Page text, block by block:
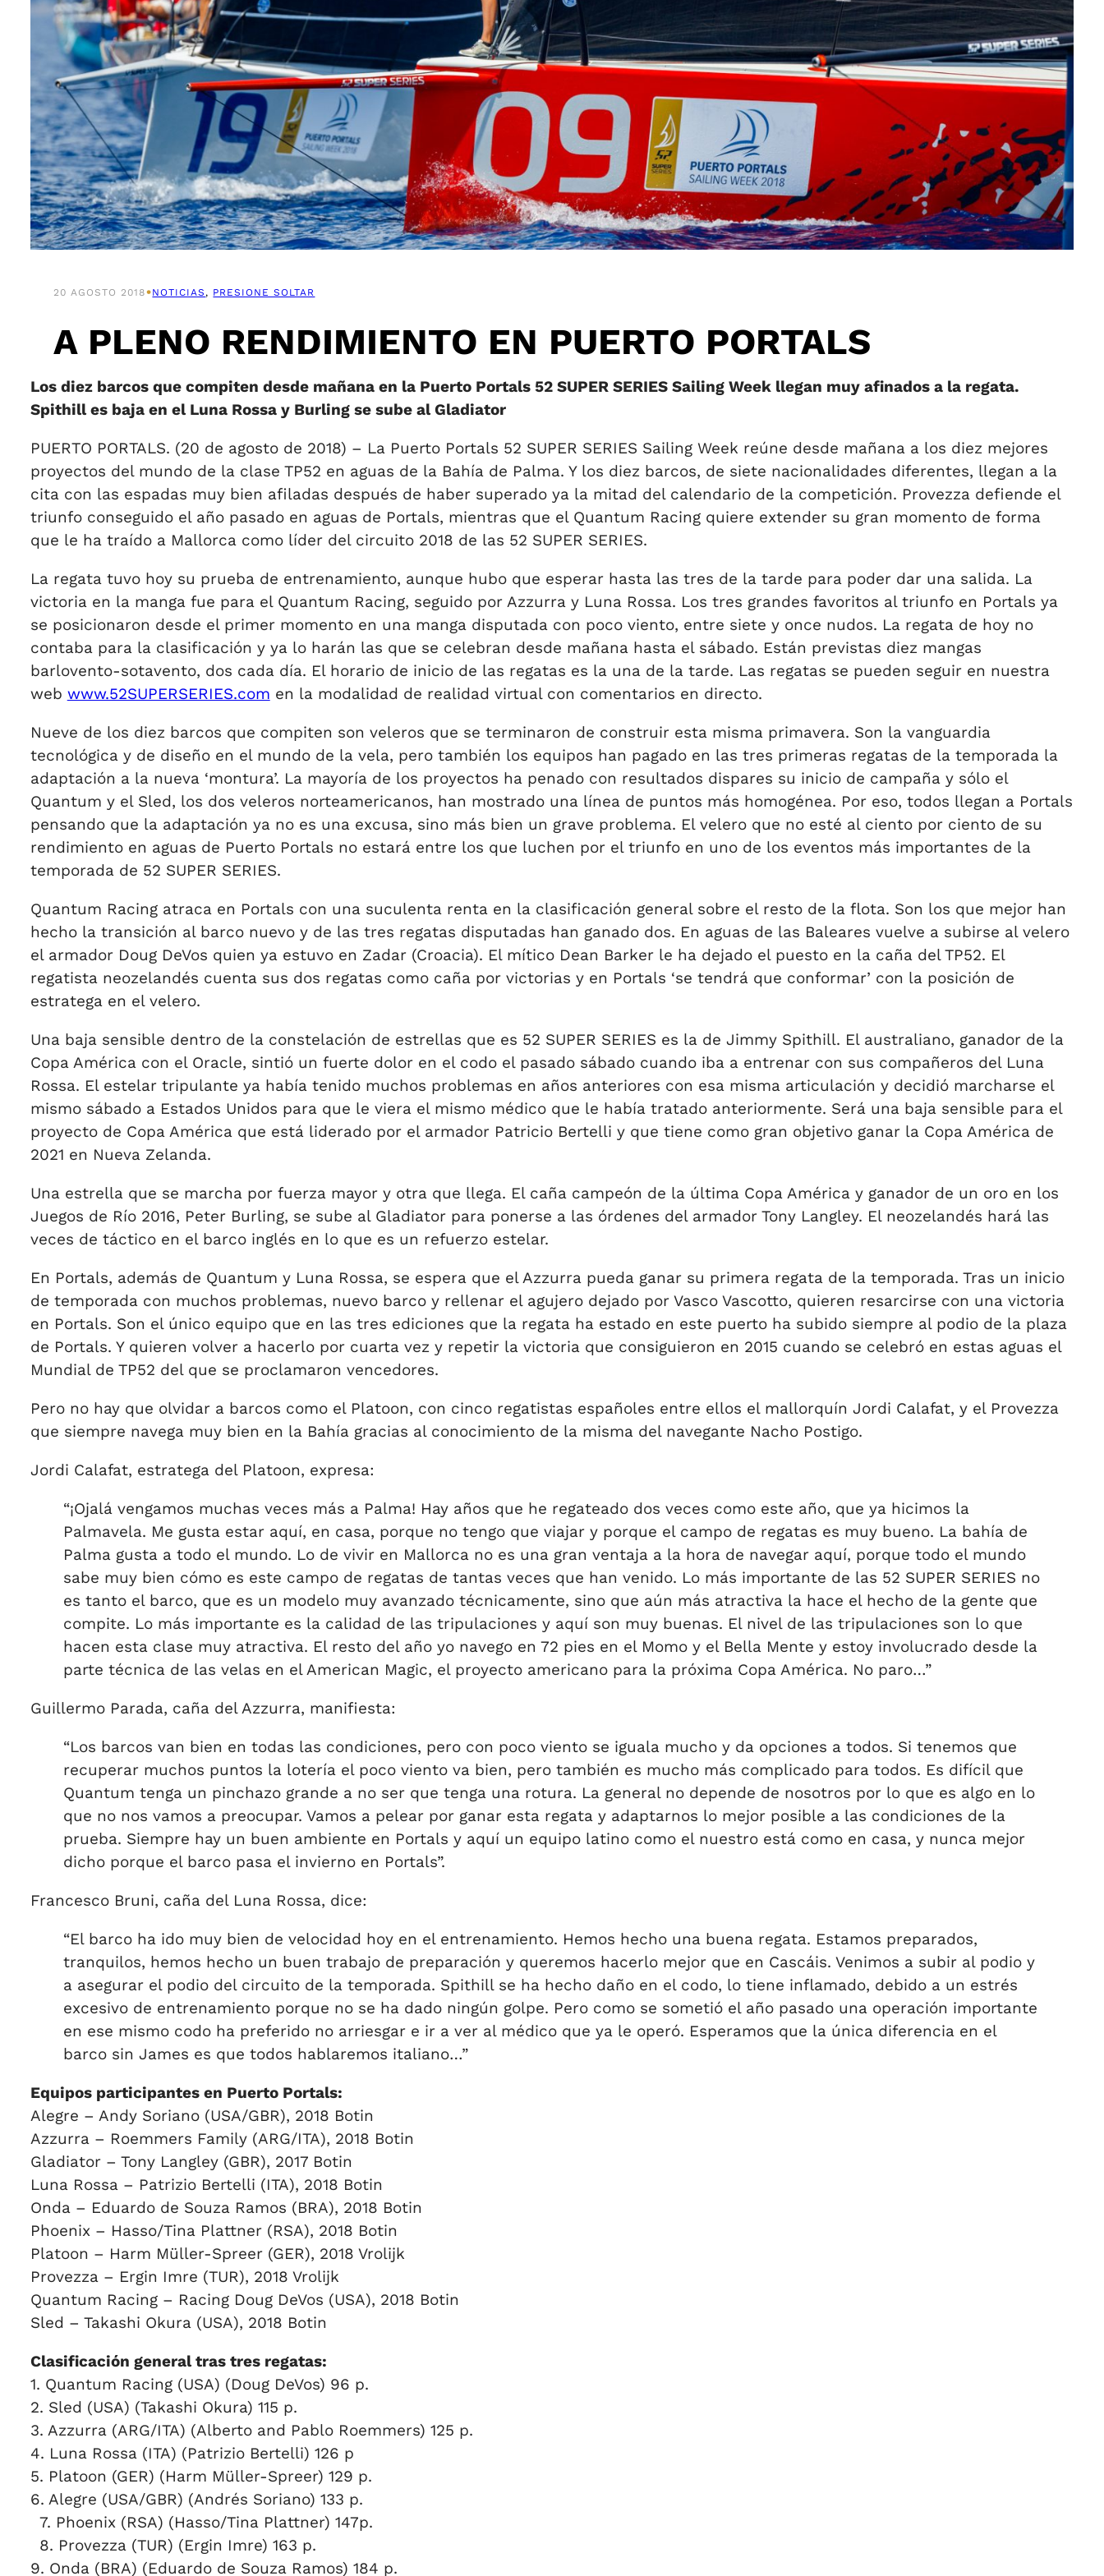
20 AGOSTO 2018•NOTICIAS , PRESIONE SOLTAR
A PLENO RENDIMIENTO EN PUERTO PORTALS
Los diez barcos que compiten desde mañana en la Puerto Portals 52 SUPER SERIES Sailing Week llegan muy afinados a la regata.
Spithill es baja en el Luna Rossa y Burling se sube al Gladiator
PUERTO PORTALS. (20 de agosto de 2018) – La Puerto Portals 52 SUPER SERIES Sailing Week reúne desde mañana a los diez mejores
proyectos del mundo de la clase TP52 en aguas de la Bahía de Palma. Y los diez barcos, de siete nacionalidades diferentes, llegan a la
cita con las espadas muy bien afiladas después de haber superado ya la mitad del calendario de la competición. Provezza defiende el
triunfo conseguido el año pasado en aguas de Portals, mientras que el Quantum Racing quiere extender su gran momento de forma
que le ha traído a Mallorca como líder del circuito 2018 de las 52 SUPER SERIES.
La regata tuvo hoy su prueba de entrenamiento, aunque hubo que esperar hasta las tres de la tarde para poder dar una salida. La
victoria en la manga fue para el Quantum Racing, seguido por Azzurra y Luna Rossa. Los tres grandes favoritos al triunfo en Portals ya
se posicionaron desde el primer momento en una manga disputada con poco viento, entre siete y once nudos. La regata de hoy no
contaba para la clasificación y ya lo harán las que se celebran desde mañana hasta el sábado. Están previstas diez mangas
barlovento-sotavento, dos cada día. El horario de inicio de las regatas es la una de la tarde. Las regatas se pueden seguir en nuestra
web www.52SUPERSERIES.com en la modalidad de realidad virtual con comentarios en directo.
Nueve de los diez barcos que compiten son veleros que se terminaron de construir esta misma primavera. Son la vanguardia
tecnológica y de diseño en el mundo de la vela, pero también los equipos han pagado en las tres primeras regatas de la temporada la
adaptación a la nueva ‘montura’. La mayoría de los proyectos ha penado con resultados dispares su inicio de campaña y sólo el
Quantum y el Sled, los dos veleros norteamericanos, han mostrado una línea de puntos más homogénea. Por eso, todos llegan a Portals
pensando que la adaptación ya no es una excusa, sino más bien un grave problema. El velero que no esté al ciento por ciento de su
rendimiento en aguas de Puerto Portals no estará entre los que luchen por el triunfo en uno de los eventos más importantes de la
temporada de 52 SUPER SERIES.
Quantum Racing atraca en Portals con una suculenta renta en la clasificación general sobre el resto de la flota. Son los que mejor han
hecho la transición al barco nuevo y de las tres regatas disputadas han ganado dos. En aguas de las Baleares vuelve a subirse al velero
el armador Doug DeVos quien ya estuvo en Zadar (Croacia). El mítico Dean Barker le ha dejado el puesto en la caña del TP52. El
regatista neozelandés cuenta sus dos regatas como caña por victorias y en Portals ‘se tendrá que conformar’ con la posición de
estratega en el velero.
Una baja sensible dentro de la constelación de estrellas que es 52 SUPER SERIES es la de Jimmy Spithill. El australiano, ganador de la
Copa América con el Oracle, sintió un fuerte dolor en el codo el pasado sábado cuando iba a entrenar con sus compañeros del Luna
Rossa. El estelar tripulante ya había tenido muchos problemas en años anteriores con esa misma articulación y decidió marcharse el
mismo sábado a Estados Unidos para que le viera el mismo médico que le había tratado anteriormente. Será una baja sensible para el
proyecto de Copa América que está liderado por el armador Patricio Bertelli y que tiene como gran objetivo ganar la Copa América de
2021 en Nueva Zelanda.
Una estrella que se marcha por fuerza mayor y otra que llega. El caña campeón de la última Copa América y ganador de un oro en los
Juegos de Río 2016, Peter Burling, se sube al Gladiator para ponerse a las órdenes del armador Tony Langley. El neozelandés hará las
veces de táctico en el barco inglés en lo que es un refuerzo estelar.
En Portals, además de Quantum y Luna Rossa, se espera que el Azzurra pueda ganar su primera regata de la temporada. Tras un inicio
de temporada con muchos problemas, nuevo barco y rellenar el agujero dejado por Vasco Vascotto, quieren resarcirse con una victoria
en Portals. Son el único equipo que en las tres ediciones que la regata ha estado en este puerto ha subido siempre al podio de la plaza
de Portals. Y quieren volver a hacerlo por cuarta vez y repetir la victoria que consiguieron en 2015 cuando se celebró en estas aguas el
Mundial de TP52 del que se proclamaron vencedores.
Pero no hay que olvidar a barcos como el Platoon, con cinco regatistas españoles entre ellos el mallorquín Jordi Calafat, y el Provezza
que siempre navega muy bien en la Bahía gracias al conocimiento de la misma del navegante Nacho Postigo.
Jordi Calafat, estratega del Platoon, expresa:
“¡Ojalá vengamos muchas veces más a Palma! Hay años que he regateado dos veces como este año, que ya hicimos la
Palmavela. Me gusta estar aquí, en casa, porque no tengo que viajar y porque el campo de regatas es muy bueno. La bahía de
Palma gusta a todo el mundo. Lo de vivir en Mallorca no es una gran ventaja a la hora de navegar aquí, porque todo el mundo
sabe muy bien cómo es este campo de regatas de tantas veces que han venido. Lo más importante de las 52 SUPER SERIES no
es tanto el barco, que es un modelo muy avanzado técnicamente, sino que aún más atractiva la hace el hecho de la gente que
compite. Lo más importante es la calidad de las tripulaciones y aquí son muy buenas. El nivel de las tripulaciones son lo que
hacen esta clase muy atractiva. El resto del año yo navego en 72 pies en el Momo y el Bella Mente y estoy involucrado desde la
parte técnica de las velas en el American Magic, el proyecto americano para la próxima Copa América. No paro…”
Guillermo Parada, caña del Azzurra, manifiesta:
“Los barcos van bien en todas las condiciones, pero con poco viento se iguala mucho y da opciones a todos. Si tenemos que
recuperar muchos puntos la lotería el poco viento va bien, pero también es mucho más complicado para todos. Es difícil que
Quantum tenga un pinchazo grande a no ser que tenga una rotura. La general no depende de nosotros por lo que es algo en lo
que no nos vamos a preocupar. Vamos a pelear por ganar esta regata y adaptarnos lo mejor posible a las condiciones de la
prueba. Siempre hay un buen ambiente en Portals y aquí un equipo latino como el nuestro está como en casa, y nunca mejor
dicho porque el barco pasa el invierno en Portals”.
Francesco Bruni, caña del Luna Rossa, dice:
“El barco ha ido muy bien de velocidad hoy en el entrenamiento. Hemos hecho una buena regata. Estamos preparados,
tranquilos, hemos hecho un buen trabajo de preparación y queremos hacerlo mejor que en Cascáis. Venimos a subir al podio y
a asegurar el podio del circuito de la temporada. Spithill se ha hecho daño en el codo, lo tiene inflamado, debido a un estrés
excesivo de entrenamiento porque no se ha dado ningún golpe. Pero como se sometió el año pasado una operación importante
en ese mismo codo ha preferido no arriesgar e ir a ver al médico que ya le operó. Esperamos que la única diferencia en el
barco sin James es que todos hablaremos italiano…”
Equipos participantes en Puerto Portals:
Alegre – Andy Soriano (USA/GBR), 2018 Botin
Azzurra – Roemmers Family (ARG/ITA), 2018 Botin
Gladiator – Tony Langley (GBR), 2017 Botin
Luna Rossa – Patrizio Bertelli (ITA), 2018 Botin
Onda – Eduardo de Souza Ramos (BRA), 2018 Botin
Phoenix – Hasso/Tina Plattner (RSA), 2018 Botin
Platoon – Harm Müller-Spreer (GER), 2018 Vrolijk
Provezza – Ergin Imre (TUR), 2018 Vrolijk
Quantum Racing – Racing Doug DeVos (USA), 2018 Botin
Sled – Takashi Okura (USA), 2018 Botin
Clasificación general tras tres regatas:
1. Quantum Racing (USA) (Doug DeVos) 96 p.
2. Sled (USA) (Takashi Okura) 115 p.
3. Azzurra (ARG/ITA) (Alberto and Pablo Roemmers) 125 p.
4. Luna Rossa (ITA) (Patrizio Bertelli) 126 p
5. Platoon (GER) (Harm Müller-Spreer) 129 p.
6. Alegre (USA/GBR) (Andrés Soriano) 133 p.
7. Phoenix (RSA) (Hasso/Tina Plattner) 147p.
8. Provezza (TUR) (Ergin Imre) 163 p.
9. Onda (BRA) (Eduardo de Souza Ramos) 184 p.